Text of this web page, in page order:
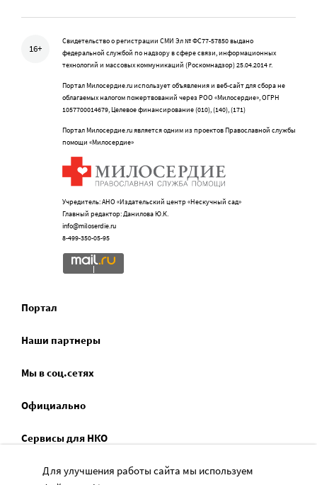
16+
Свидетельство о регистрации СМИ Эл № ФС77-57850 выдано
федеральной службой по надзору в сфере связи, информационных
технологий и массовых коммуникаций (Роскомнадзор) 25.04.2014 г.
Портал Милосердие.ru использует объявления и веб-сайт для сбора не
облагаемых налогом пожертвований через РОО «Милосердие», ОГРН
1057700014679, Целевое финансирование (010), (140), (171)
Портал Милосердие.ru является одним из проектов Православной службы
помощи «Милосердие»
Учредитель: АНО «Издательский центр «Нескучный сад»
Главный редактор: Данилова Ю.К.
info@miloserdie.ru
8-499-350-05-95
Портал
Наши партнеры
Мы в соц.сетях
Официально
Сервисы для НКО
Спецпроекты
Для улучшения работы сайта мы используем